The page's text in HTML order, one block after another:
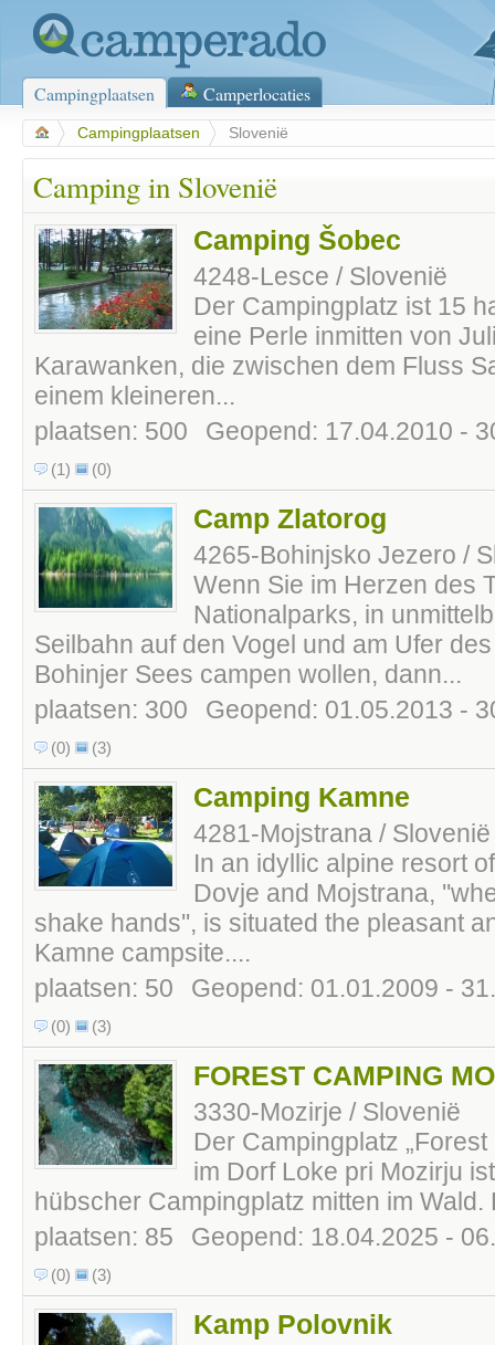
Campingplaatsen Camperlocaties
Campingplaatsen Slovenië
Camping in Slovenië
Camping Šobec
4248-Lesce / Slovenië
Der Campingplatz ist 15
eine Perle inmitten von
Karawanken, die zwischen dem Fluss
einem kleineren...
plaatsen: 500
Geopend: 17.04.2010 -
(1) (0)
Camp Zlatorog
4265-Bohinjsko Jezero /
Wenn Sie im Herzen des
Nationalparks, in
Seilbahn auf den Vogel und am Ufer
Bohinjer Sees campen wollen, dann...
plaatsen: 300
Geopend: 01.05.2013 -
(0) (3)
Camping Kamne
4281-Mojstrana / Slovenië
In an idyllic alpine resort
Dovje and Mojstrana,
shake hands'', is situated the pleasant
Kamne campsite....
plaatsen: 50
Geopend: 01.01.2009 -
(0) (3)
FOREST CAMPING
3330-Mozirje / Slovenië
Der Campingplatz
im Dorf Loke pri Mozirju
hübscher Campingplatz mitten im Wald.
plaatsen: 85
Geopend: 18.04.2025 -
(0) (3)
Kamp Polovnik